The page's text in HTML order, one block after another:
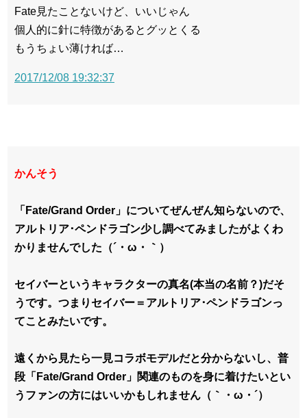
Fate見たことないけど、いいじゃん
個人的に針に特徴があるとグッとくる
もうちょい薄ければ…
2017/12/08 19:32:37
かんそう
「Fate/Grand Order」についてぜんぜん知らないので、
アルトリア･ペンドラゴン少し調べてみましたがよくわ
かりませんでした（´・ω・｀）
セイバーというキャラクターの真名(本当の名前？)だそ
うです。つまりセイバー＝アルトリア･ペンドラゴンっ
てことみたいです。
遠くから見たら一見コラボモデルだと分からないし、普
段「Fate/Grand Order」関連のものを身に着けたいとい
うファンの方にはいいかもしれません（｀・ω・´）